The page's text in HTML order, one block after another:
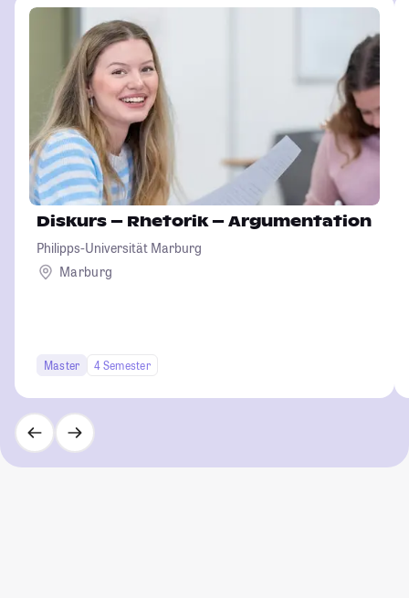
Diskurs – Rhetorik – Argumentation
Philipps-Universität Marburg
Marburg
Master 4 Semester